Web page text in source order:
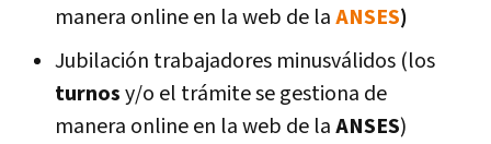
manera online en la web de laANSES)
Jubilación trabajadores minusválidos (los
turnosy/o el trámite se gestiona de
manera online en la web de laANSES)